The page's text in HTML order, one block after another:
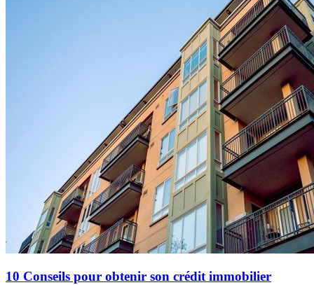
10 Conseils pour obtenir son crédit immobilier